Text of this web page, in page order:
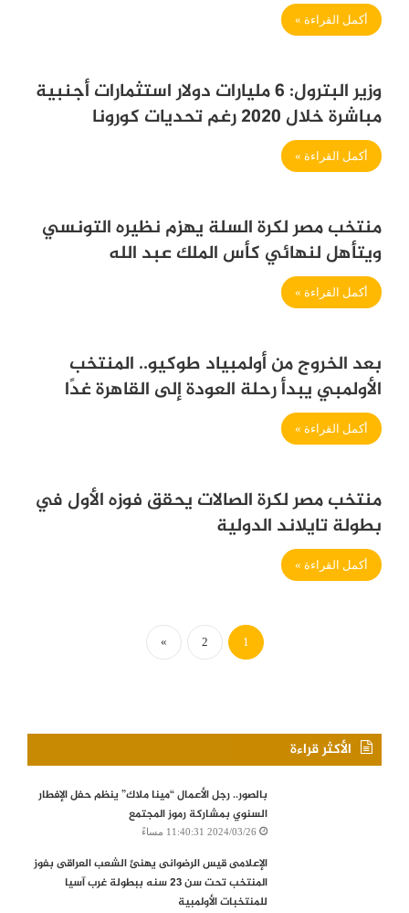
أكمل القراءة »
وزير البترول: 6 مليارات دولار استثمارات أجنبية
مباشرة خلال 2020 رغم تحديات كورونا
أكمل القراءة »
منتخب مصر لكرة السلة يهزم نظيره التونسي
ويتأهل لنهائي كأس الملك عبد الله
أكمل القراءة »
بعد الخروج من أولمبياد طوكيو.. المنتخب
الأولمبي يبدأ رحلة العودة إلى القاهرة غدًا
أكمل القراءة »
منتخب مصر لكرة الصالات يحقق فوزه الأول في
بطولة تايلاند الدولية
أكمل القراءة »
1
2
»
الأكثر قراءة
بالصور.. رجل الأعمال “مينا ملاك” ينظم حفل الإفطار
السنوي بمشاركة رموز المجتمع
2024/03/26 11:40:31 مساءً
الإعلامى قيس الرضوانى يهنئ الشعب العراقى بفوز
المنتخب تحت سن 23 سنه ببطولة غرب آسيا
للمنتخبات الأولمبية